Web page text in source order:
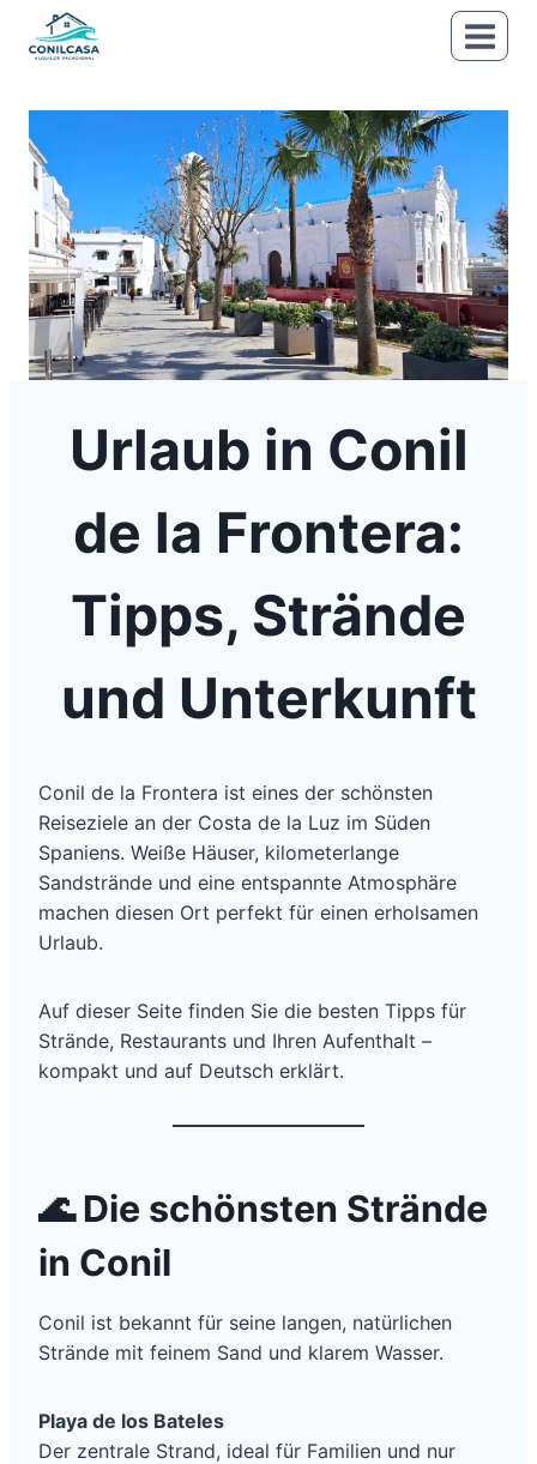
Urlaub in Conil
de la Frontera:
Tipps, Strände
und Unterkunft
Conil de la Frontera ist eines der schönsten
Reiseziele an der Costa de la Luz im Süden
Spaniens. Weiße Häuser, kilometerlange
Sandstrände und eine entspannte Atmosphäre
machen diesen Ort perfekt für einen erholsamen
Urlaub.
Auf dieser Seite finden Sie die besten Tipps für
Strände, Restaurants und Ihren Aufenthalt –
kompakt und auf Deutsch erklärt.
🌊Die schönsten Strände
in Conil
Conil ist bekannt für seine langen, natürlichen
Strände mit feinem Sand und klarem Wasser.
Playa de los Bateles
Der zentrale Strand, ideal für Familien und nur